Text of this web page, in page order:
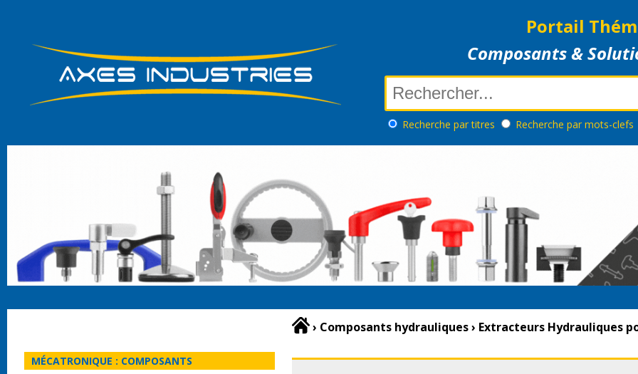
Portail
Composants &
Recherche par titres Recherche par mots-clefs
MÉCATRONIQUE : COMPOSANTS
› Composants hydrauliques› Extracteurs Hydrauliques